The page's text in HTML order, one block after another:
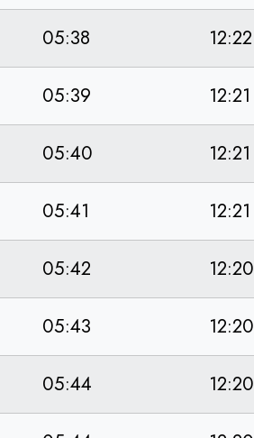
05:38 12:22
05:39 12:21
05:40 12:21
05:41 12:21
05:42 12:20
05:43 12:20
05:44 12:20